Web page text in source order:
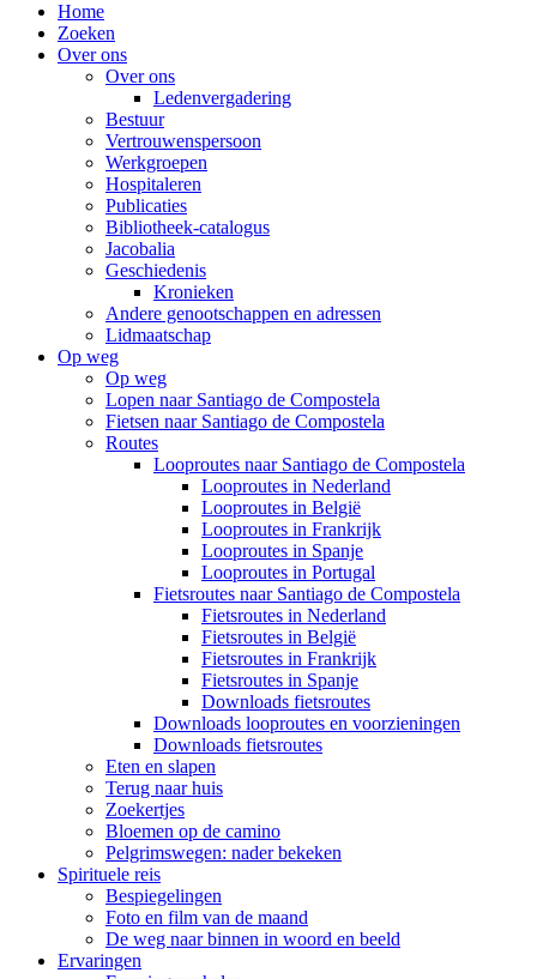
Home
Zoeken
Over ons
Over ons
Ledenvergadering
Bestuur
Vertrouwenspersoon
Werkgroepen
Hospitaleren
Publicaties
Bibliotheek-catalogus
Jacobalia
Geschiedenis
Kronieken
Andere genootschappen en adressen
Lidmaatschap
Op weg
Op weg
Lopen naar Santiago de Compostela
Fietsen naar Santiago de Compostela
Routes
Looproutes naar Santiago de Compostela
Looproutes in Nederland
Looproutes in België
Looproutes in Frankrijk
Looproutes in Spanje
Looproutes in Portugal
Fietsroutes naar Santiago de Compostela
Fietsroutes in Nederland
Fietsroutes in België
Fietsroutes in Frankrijk
Fietsroutes in Spanje
Downloads fietsroutes
Downloads looproutes en voorzieningen
Downloads fietsroutes
Eten en slapen
Terug naar huis
Zoekertjes
Bloemen op de camino
Pelgrimswegen: nader bekeken
Spirituele reis
Bespiegelingen
Foto en film van de maand
De weg naar binnen in woord en beeld
Ervaringen